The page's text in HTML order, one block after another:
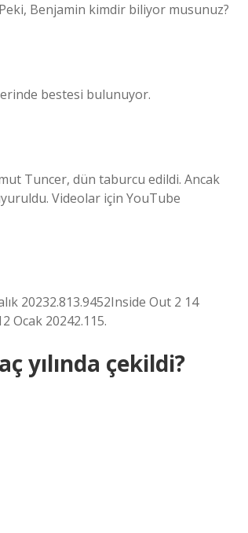
Peki, Benjamin kimdir biliyor musunuz?
bestesi bulunuyor.
Tuncer, dün taburcu edildi. Ancak
Videolar için YouTube
20232.813.9452Inside Out 2 14
Ocak 20242.115.
yılında çekildi?